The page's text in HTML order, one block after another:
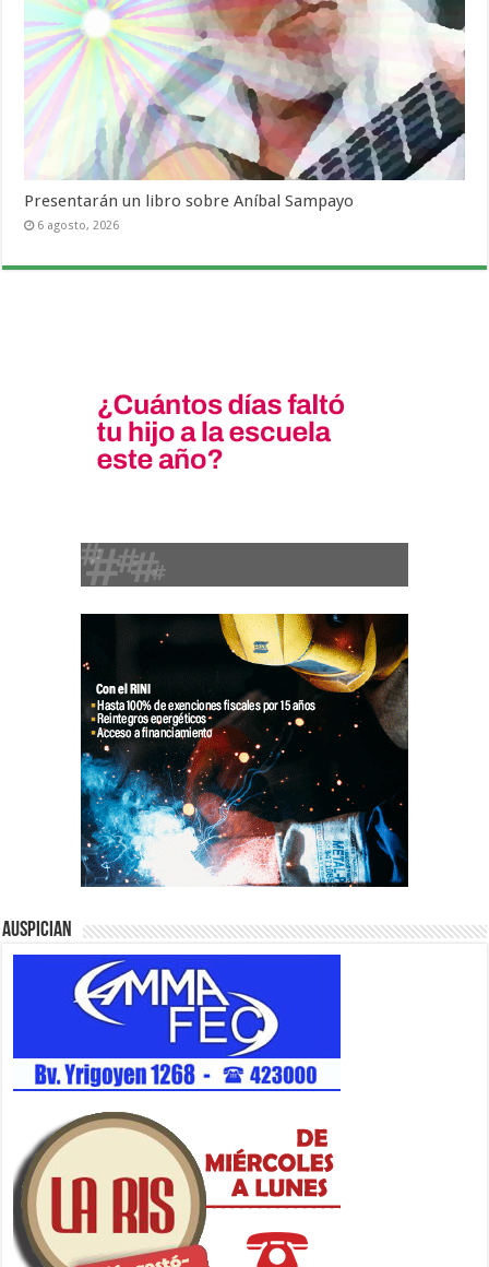
Presentarán un libro sobre Aníbal Sampayo
6 agosto, 2026
Auspician